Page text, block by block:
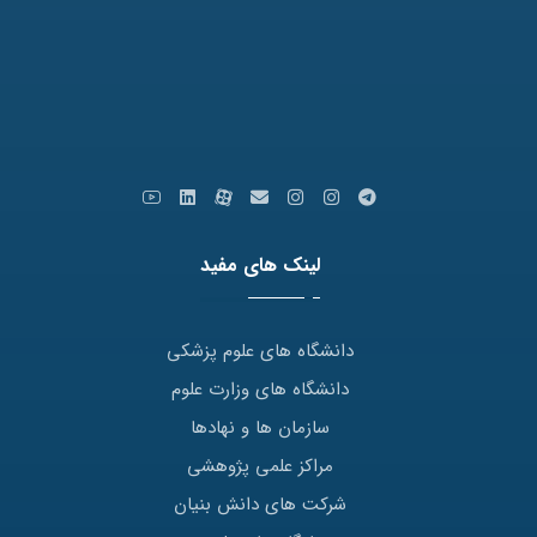
لینک های مفید
دانشگاه های علوم پزشکی
دانشگاه های وزارت علوم
سازمان ها و نهادها
مراکز علمی پژوهشی
شرکت های دانش بنیان